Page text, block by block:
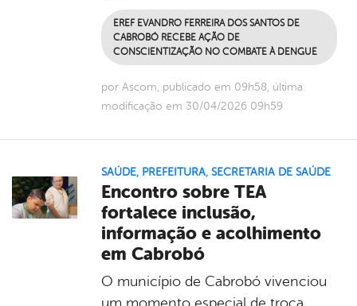
EREF EVANDRO FERREIRA DOS SANTOS DE
CABROBÓ RECEBE AÇÃO DE
CONSCIENTIZAÇÃO NO COMBATE À DENGUE
por Ascom, publicado em 09h58, última
modificação em 30/04/2026 09h59
SAÚDE, PREFEITURA, SECRETARIA DE SAÚDE
Encontro sobre TEA
fortalece inclusão,
informação e acolhimento
em Cabrobó
O município de Cabrobó vivenciou
um momento especial de troca,